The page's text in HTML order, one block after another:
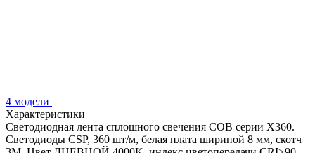
4 модели
Характеристики
Светодиодная лента сплошного свечения COB серии X360.
Светодиоды CSP, 360 шт/м, белая плата шириной 8 мм, скотч